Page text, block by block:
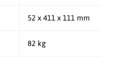
52 x 411 x 111 mm
82 kg